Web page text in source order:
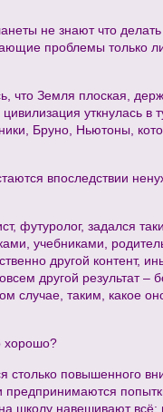
не знают что
проблемы только
Земля плоская,
уткнулась в
Бруно, Ньютоны,
впоследствии
футуролог, задался
учебниками,
другой контент,
другой результат –
случае, таким, какое
хорошо?
столько повышенного
предпринимаются
школу навешивают всё: